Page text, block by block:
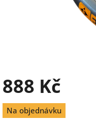
888 Kč
Měrná
cena:
Na objednávku